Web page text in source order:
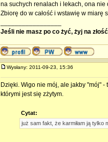
na suchych renalach i lekach, ona nie
Zbiorę do w całość i wstawię w miarę
Jeśli nie masz po co żyć, żyj na
Wysłany: 2011-09-23, 15:36
Dzięki. Wigo nie mój, ale jakby "mój"
którymi jest się zżytym.
Cytat:
już sam fakt, że karmiłam ją tylko